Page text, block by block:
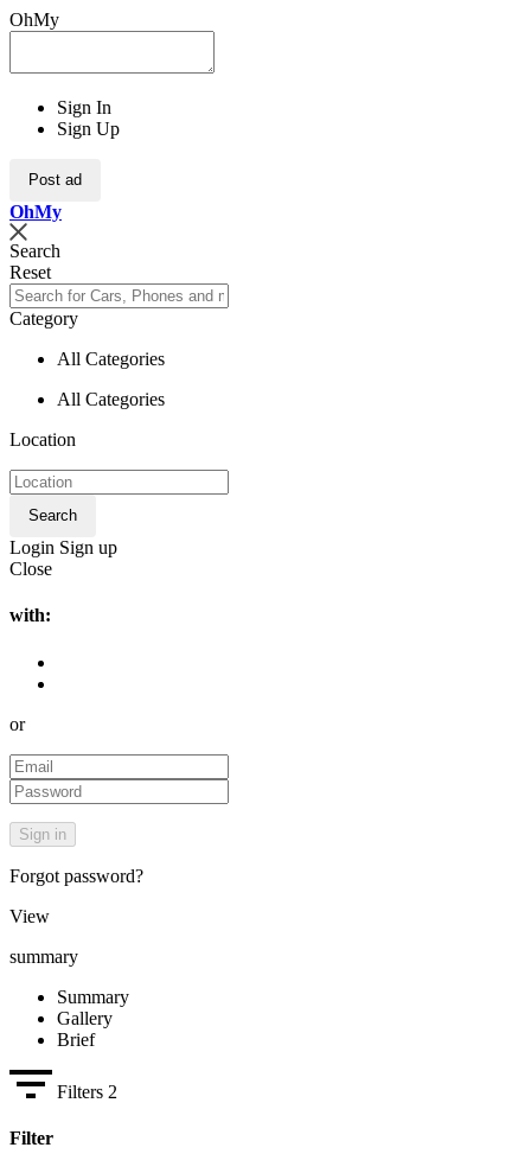
OhMy
Sign In
Sign Up
Post ad
OhMy
Search
Reset
Category
All Categories
All Categories
Location
Search
Login Sign up
Close
with:
or
Forgot password?
View
summary
Summary
Gallery
Brief
Filters 2
Filter